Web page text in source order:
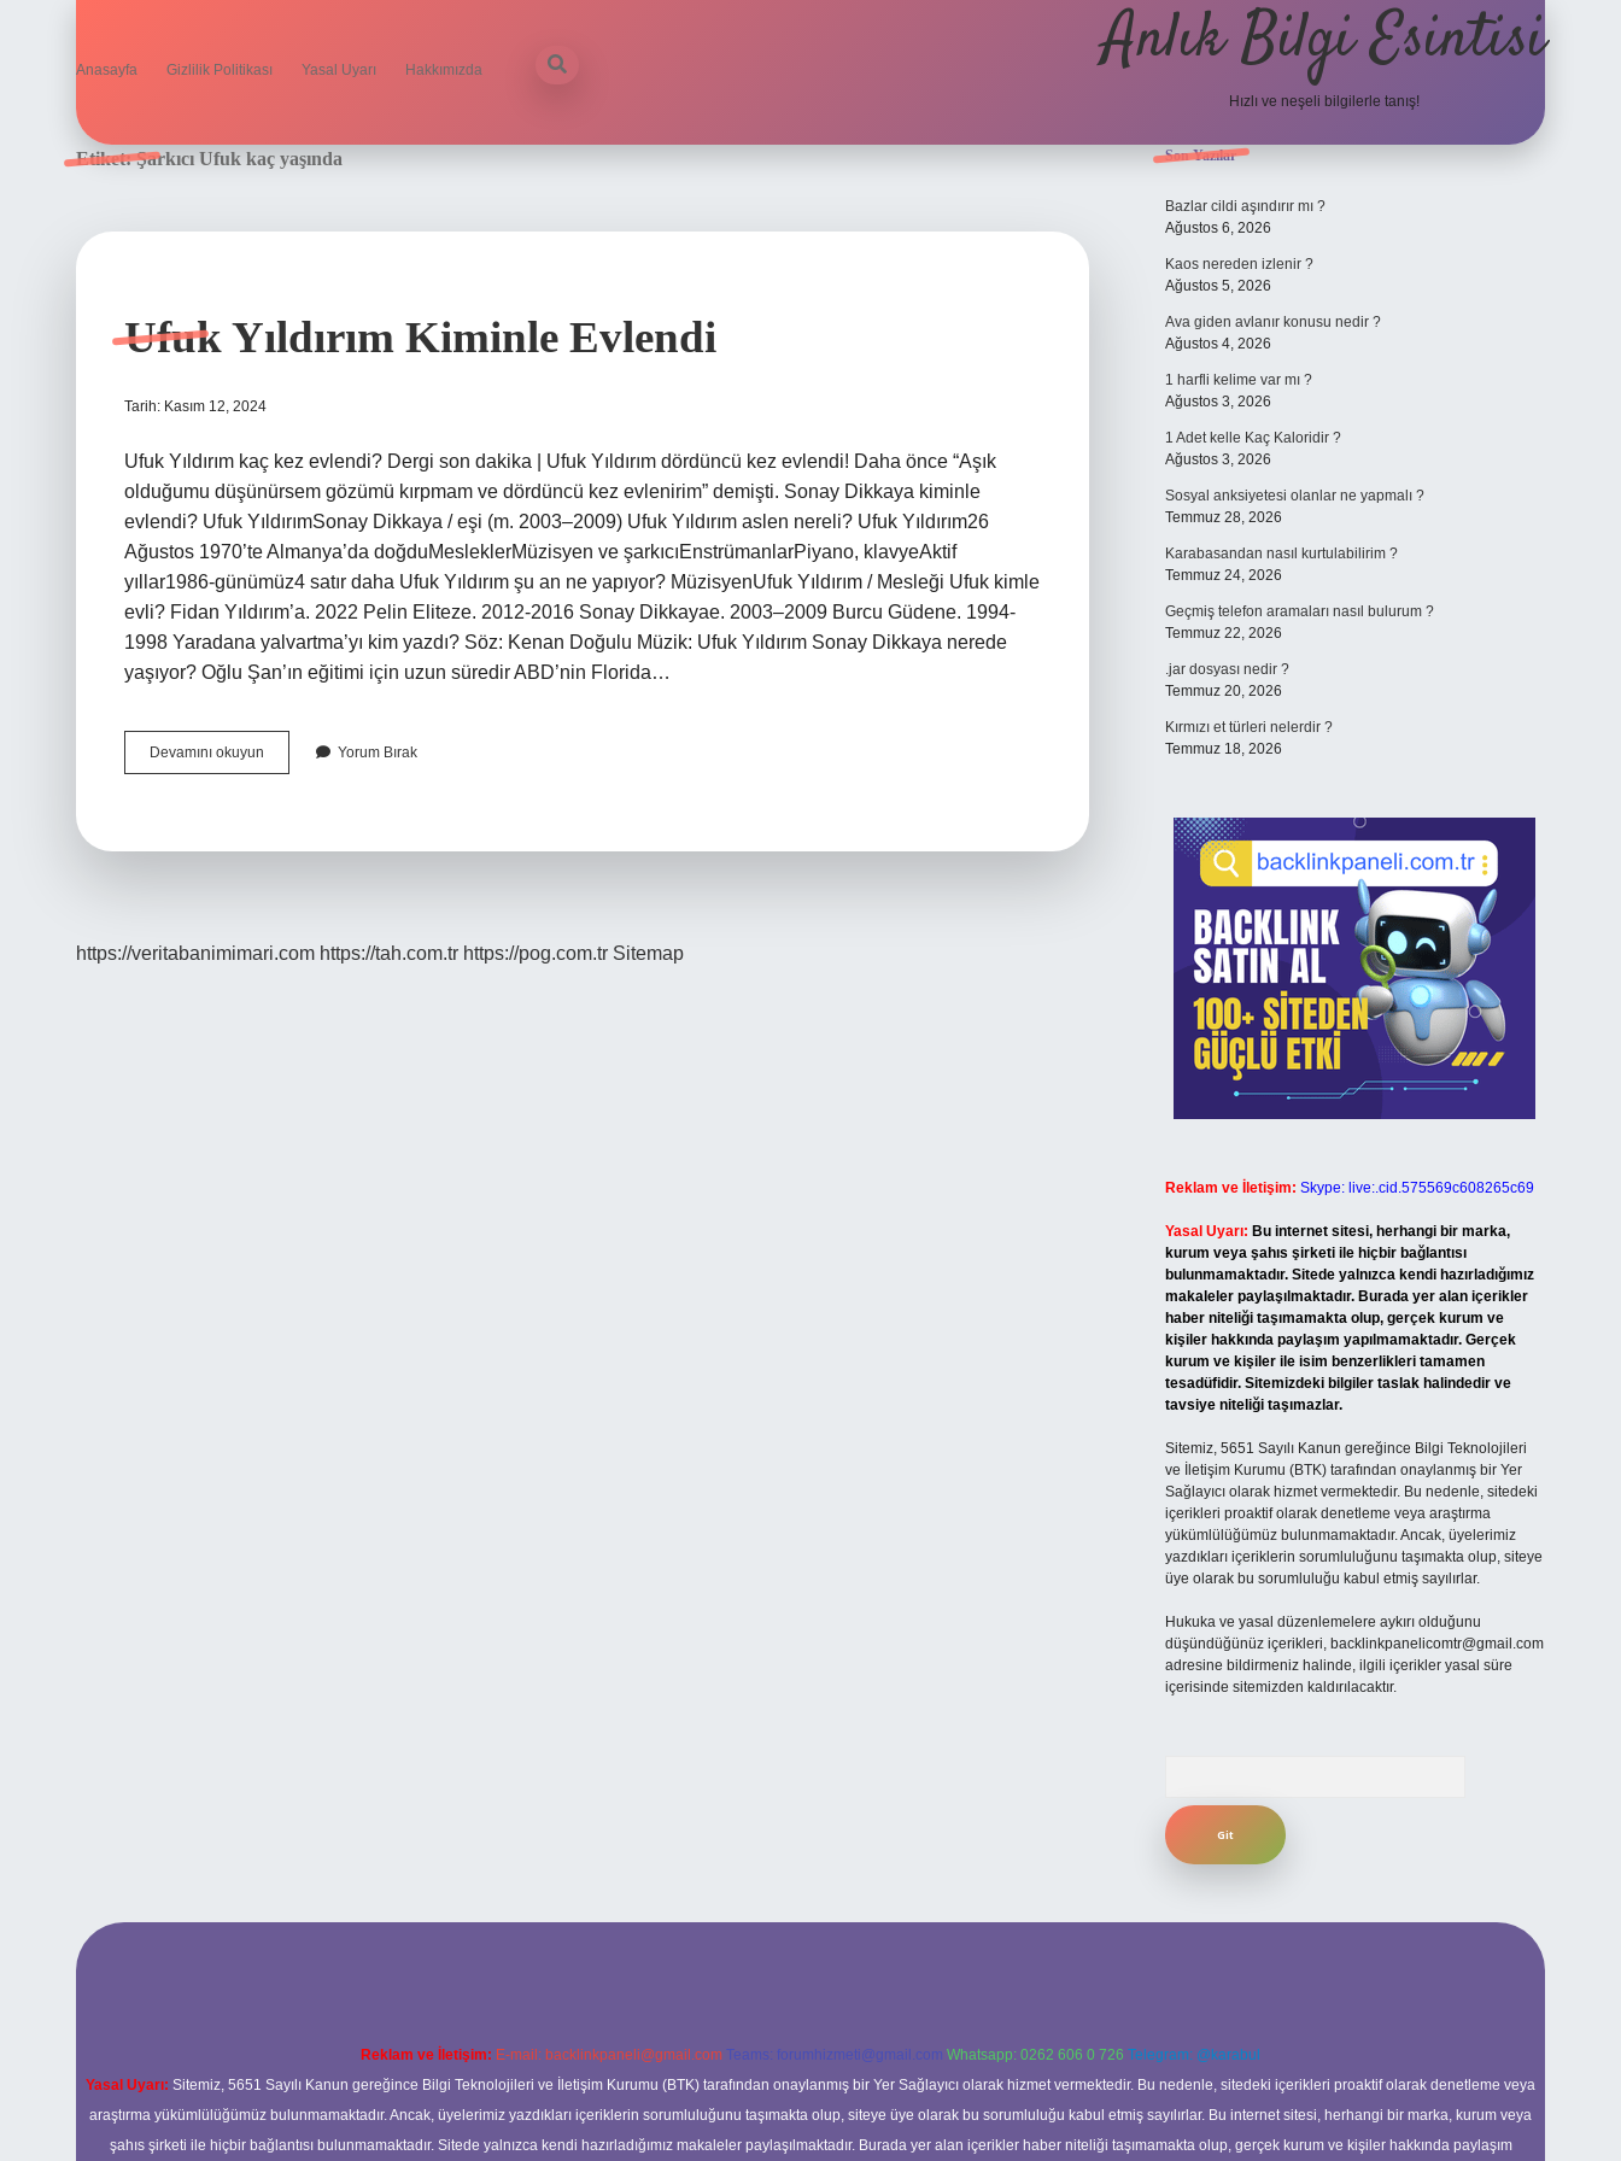
Anasayfa Gizlilik Politikası Yasal Uyarı Hakkımızda Anlık Bilgi Esintisi
Hızlı ve neşeli bilgilerle tanış!
Etiket:Şarkıcı Ufuk kaç yaşında
Ufuk Yıldırım Kiminle Evlendi
Tarih: Kasım 12, 2024
Ufuk Yıldırım kaç kez evlendi? Dergi son dakika | Ufuk Yıldırım dördüncü kez evlendi! Daha önce “Aşık
olduğumu düşünürsem gözümü kırpmam ve dördüncü kez evlenirim” demişti. Sonay Dikkaya kiminle
evlendi? Ufuk YıldırımSonay Dikkaya / eşi (m. 2003–2009) Ufuk Yıldırım aslen nereli? Ufuk Yıldırım26
Ağustos 1970’te Almanya’da doğduMesleklerMüzisyen ve şarkıcıEnstrümanlarPiyano, klavyeAktif
yıllar1986-günümüz4 satır daha Ufuk Yıldırım şu an ne yapıyor? MüzisyenUfuk Yıldırım / Mesleği Ufuk kimle
evli? Fidan Yıldırım’a. 2022 Pelin Eliteze. 2012-2016 Sonay Dikkayae. 2003–2009 Burcu Güdene. 1994-
1998 Yaradana yalvartma’yı kim yazdı? Söz: Kenan Doğulu Müzik: Ufuk Yıldırım Sonay Dikkaya nerede
yaşıyor? Oğlu Şan’ın eğitimi için uzun süredir ABD’nin Florida…
Devamını okuyun
Yıldırım
Yorum Bırak
https://veritabanimimari.com https://tah.com.tr https://pog.com.tr Sitemap
Sidebar
Son Yazılar
Bazlar cildi aşındırır mı ?
Ağustos 6, 2026
Kaos nereden izlenir ?
Ağustos 5, 2026
Ava giden avlanır konusu nedir ?
Ağustos 4, 2026
1 harfli kelime var mı ?
Ağustos 3, 2026
1 Adet kelle Kaç Kaloridir ?
Ağustos 3, 2026
Sosyal anksiyetesi olanlar ne yapmalı ?
Temmuz 28, 2026
Karabasandan nasıl kurtulabilirim ?
Temmuz 24, 2026
Geçmiş telefon aramaları nasıl bulurum ?
Temmuz 22, 2026
.jar dosyası nedir ?
Temmuz 20, 2026
Kırmızı et türleri nelerdir ?
Temmuz 18, 2026
Reklam ve İletişim: Skype: live:.cid.575569c608265c69
Yasal Uyarı: Bu internet sitesi, herhangi bir marka,
kurum veya şahıs şirketi ile hiçbir bağlantısı
bulunmamaktadır. Sitede yalnızca kendi hazırladığımız
makaleler paylaşılmaktadır. Burada yer alan içerikler
haber niteliği taşımamakta olup, gerçek kurum ve
kişiler hakkında paylaşım yapılmamaktadır. Gerçek
kurum ve kişiler ile isim benzerlikleri tamamen
tesadüfidir. Sitemizdeki bilgiler taslak halindedir ve
tavsiye niteliği taşımazlar.
Sitemiz, 5651 Sayılı Kanun gereğince Bilgi Teknolojileri
ve İletişim Kurumu (BTK) tarafından onaylanmış bir Yer
Sağlayıcı olarak hizmet vermektedir. Bu nedenle, sitedeki
içerikleri proaktif olarak denetleme veya araştırma
yükümlülüğümüz bulunmamaktadır. Ancak, üyelerimiz
yazdıkları içeriklerin sorumluluğunu taşımakta olup, siteye
üye olarak bu sorumluluğu kabul etmiş sayılırlar.
Hukuka ve yasal düzenlemelere aykırı olduğunu
düşündüğünüz içerikleri, backlinkpanelicomtr@gmail.com
adresine bildirmeniz halinde, ilgili içerikler yasal süre
içerisinde sitemizden kaldırılacaktır.
Reklam ve İletişim: E-mail: backlinkpaneli@gmail.com Teams: forumhizmeti@gmail.com Whatsapp: 0262 606 0 726 Telegram: @karabul
Yasal Uyarı: Sitemiz, 5651 Sayılı Kanun gereğince Bilgi Teknolojileri ve İletişim Kurumu (BTK) tarafından onaylanmış bir Yer Sağlayıcı olarak hizmet vermektedir. Bu nedenle, sitedeki içerikleri proaktif olarak denetleme veya
araştırma yükümlülüğümüz bulunmamaktadır. Ancak, üyelerimiz yazdıkları içeriklerin sorumluluğunu taşımakta olup, siteye üye olarak bu sorumluluğu kabul etmiş sayılırlar. Bu internet sitesi, herhangi bir marka, kurum veya
şahıs şirketi ile hiçbir bağlantısı bulunmamaktadır. Sitede yalnızca kendi hazırladığımız makaleler paylaşılmaktadır. Burada yer alan içerikler haber niteliği taşımamakta olup, gerçek kurum ve kişiler hakkında paylaşım